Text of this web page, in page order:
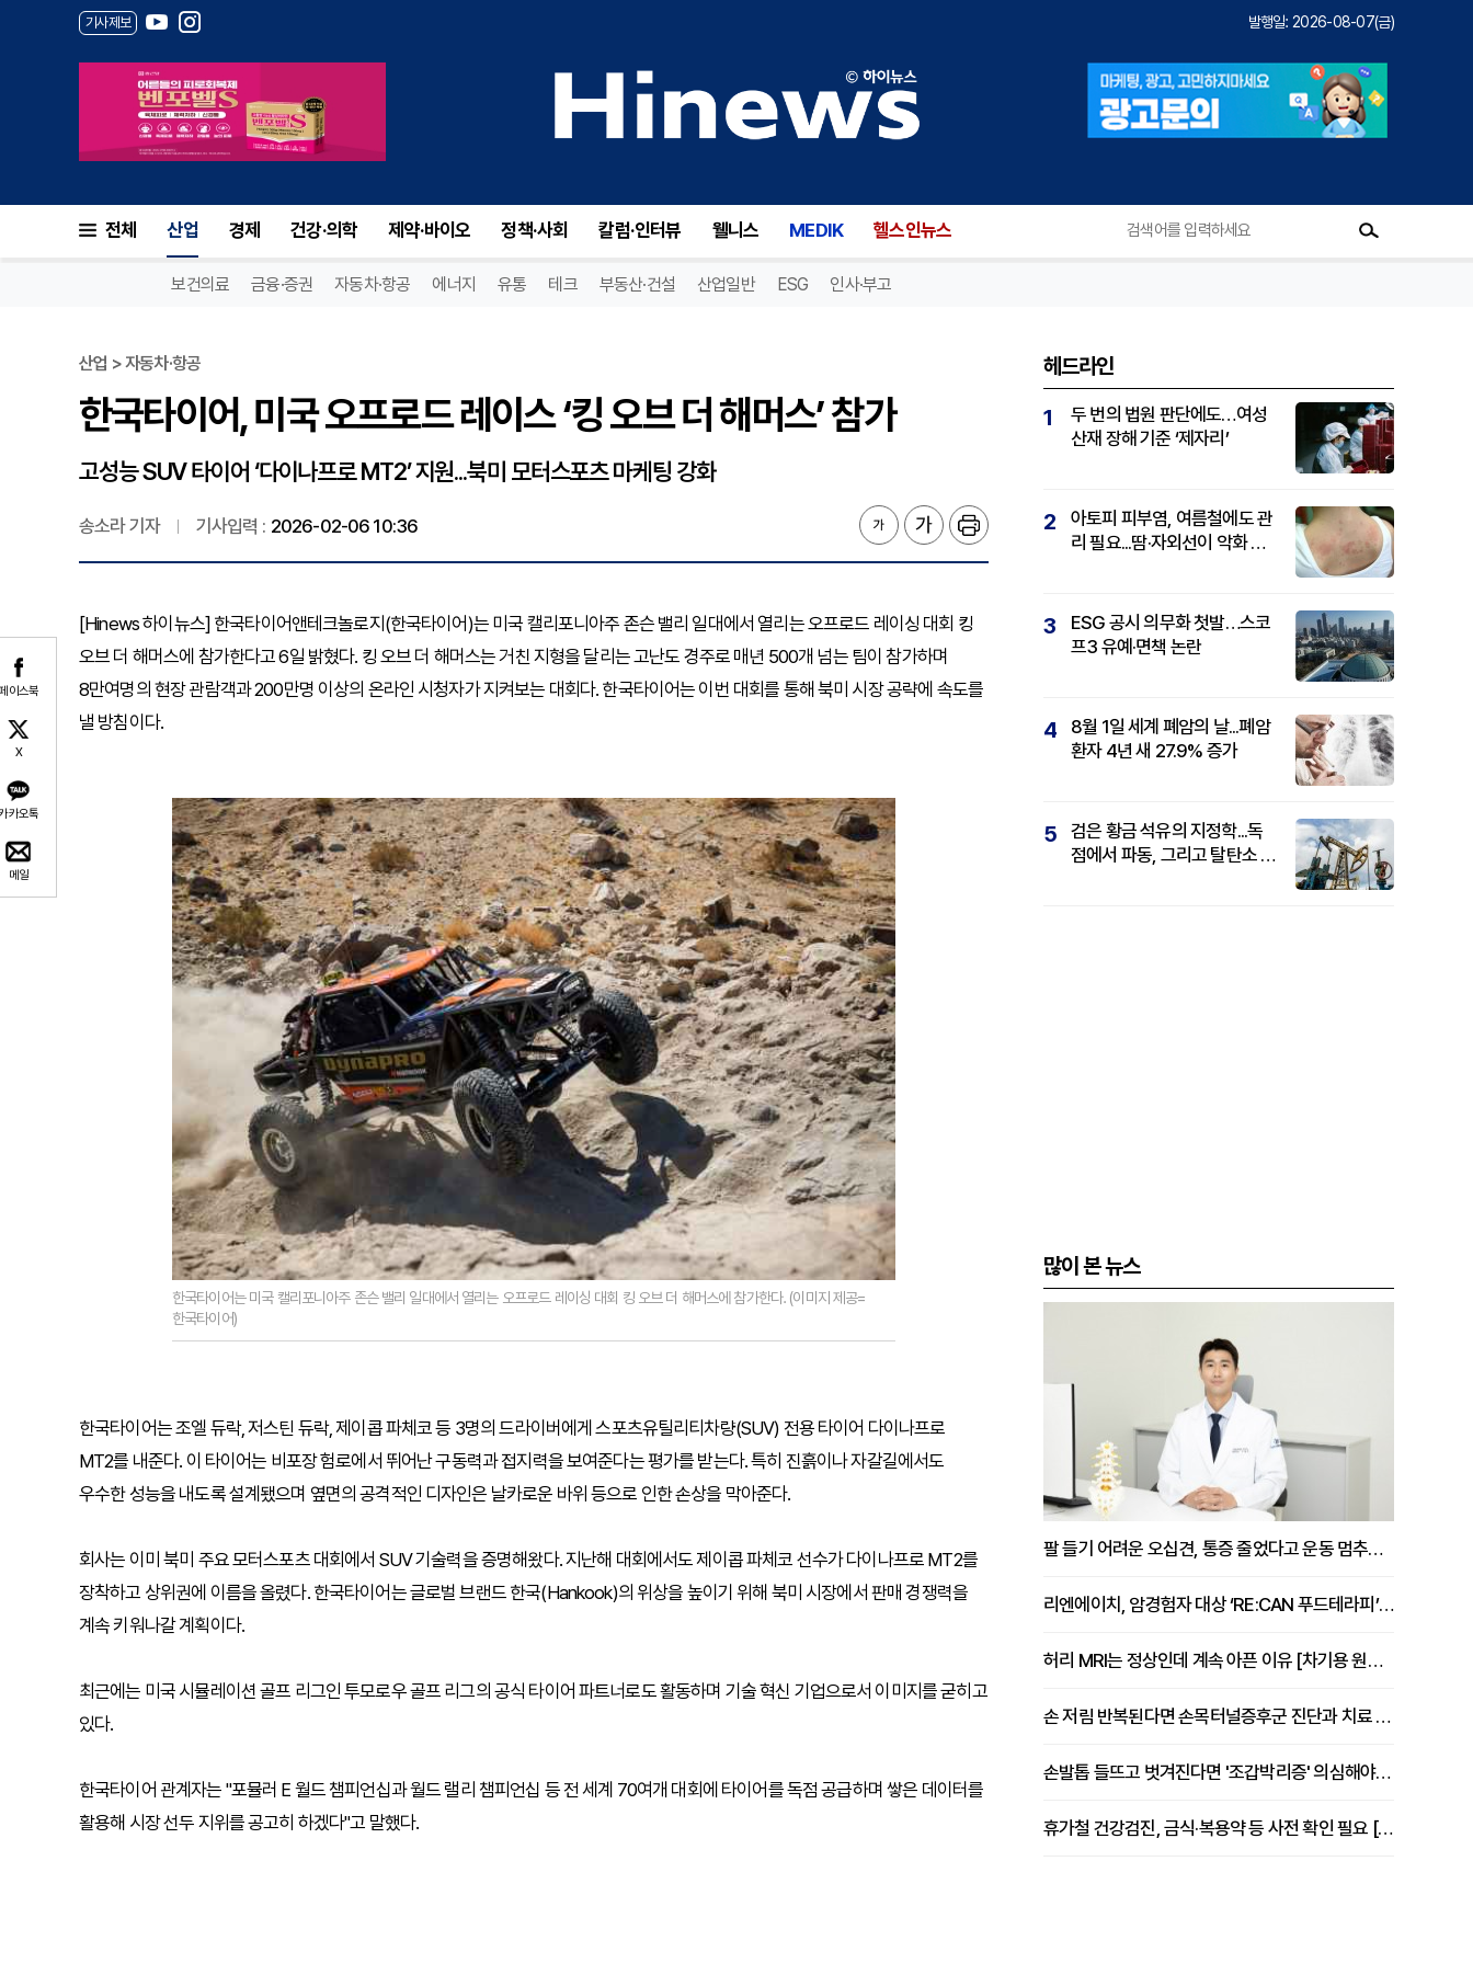
기사제보 발행일: 2026-08-07(금)
전체 산업 경제 건강·의학 제약·바이오 정책·사회 칼럼·인터뷰 웰니스 MEDIK 헬스인뉴스
보건의료 금융·증권 자동차·항공 에너지 유통 테크 부동산·건설 산업일반 ESG 인사·부고
이스북
X
카오톡
메일
산업 > 자동차·항공
한국타이어, 미국 오프로드 레이스 ‘킹 오브 더 해머스’ 참가
고성능 SUV 타이어 ‘다이나프로 MT2’ 지원...북미 모터스포츠 마케팅 강화
송소라 기자 기사입력 : 2026-02-06 10:36
[Hinews 하이뉴스] 한국타이어앤테크놀로지(한국타이어)는 미국 캘리포니아주 존슨 밸리 일대에서 열리는 오프로드 레이싱 대회 킹
오브 더 해머스에 참가한다고 6일 밝혔다. 킹 오브 더 해머스는 거친 지형을 달리는 고난도 경주로 매년 500개 넘는 팀이 참가하며
8만여명의 현장 관람객과 200만명 이상의 온라인 시청자가 지켜보는 대회다. 한국타이어는 이번 대회를 통해 북미 시장 공략에 속도를
낼 방침이다.
한국타이어는 미국 캘리포니아주 존슨 밸리 일대에서 열리는 오프로드 레이싱 대회 킹 오브 더 해머스에 참가한다. (이미지 제공=
한국타이어)
한국타이어는 조엘 듀락, 저스틴 듀락, 제이콥 파체코 등 3명의 드라이버에게 스포츠유틸리티차량(SUV) 전용 타이어 다이나프로
MT2를 내준다. 이 타이어는 비포장 험로에서 뛰어난 구동력과 접지력을 보여준다는 평가를 받는다. 특히 진흙이나 자갈길에서도
우수한 성능을 내도록 설계됐으며 옆면의 공격적인 디자인은 날카로운 바위 등으로 인한 손상을 막아준다.
회사는 이미 북미 주요 모터스포츠 대회에서 SUV 기술력을 증명해왔다. 지난해 대회에서도 제이콥 파체코 선수가 다이나프로 MT2를
장착하고 상위권에 이름을 올렸다. 한국타이어는 글로벌 브랜드 한국(Hankook)의 위상을 높이기 위해 북미 시장에서 판매 경쟁력을
계속 키워나갈 계획이다.
최근에는 미국 시뮬레이션 골프 리그인 투모로우 골프 리그의 공식 타이어 파트너로도 활동하며 기술 혁신 기업으로서 이미지를 굳히고
있다.
한국타이어 관계자는 "포뮬러 E 월드 챔피언십과 월드 랠리 챔피언십 등 전 세계 70여개 대회에 타이어를 독점 공급하며 쌓은 데이터를
활용해 시장 선두 지위를 공고히 하겠다"고 말했다.
헤드라인
1
두 번의 법원 판단에도…여성
산재 장해 기준 ‘제자리’
2
아토피 피부염, 여름철에도 관
리 필요...땀·자외선이 악화 요
3
ESG 공시 의무화 첫발…스코
프3 유예·면책 논란
4
8월 1일 세계 폐암의 날...폐암
환자 4년 새 27.9% 증가
5
검은 황금 석유의 지정학...독
점에서 파동, 그리고 탈탄소 패
많이 본 뉴스
팔 들기 어려운 오십견, 통증 줄었다고 운동 멈추면 안 되는 이유 [이병욱 원장 칼럼]
리엔에이치, 암경험자 대상 ‘RE:CAN 푸드테라피’ 운영
허리 MRI는 정상인데 계속 아픈 이유 [차기용 원장 칼럼]
손 저림 반복된다면 손목터널증후군 진단과 치료 시기 살펴야 [김동현 원장 칼럼]
손발톱 들뜨고 벗겨진다면 '조갑박리증' 의심해야 [김철윤 원장 칼럼]
휴가철 건강검진, 금식·복용약 등 사전 확인 필요 [정도감 원장 칼럼]